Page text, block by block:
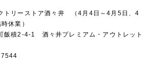
トリーストア酒々井 （4月4日～4月5日、4
休業）
飯積2-4-1 酒々井プレミアム・アウトレット